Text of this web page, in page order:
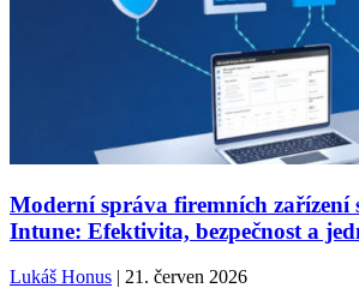
Moderní správa firemních zařízení
Intune: Efektivita, bezpečnost a
Lukáš Honus | 21. červen 2026